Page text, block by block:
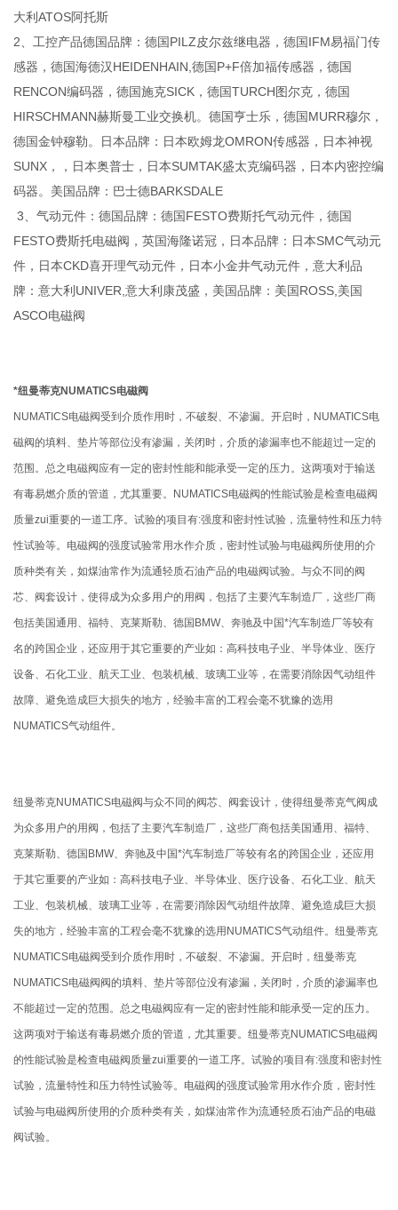
大利ATOS阿托斯
2、工控产品德国品牌：德国PILZ皮尔兹继电器，德国IFM易福门传
感器，德国海德汉HEIDENHAIN,德国P+F倍加福传感器，德国
RENCON编码器，德国施克SICK，德国TURCH图尔克，德国
HIRSCHMANN赫斯曼工业交换机。德国亨士乐，德国MURR穆尔，
德国金钟穆勒。日本品牌：日本欧姆龙OMRON传感器，日本神视
SUNX，，日本奥普士，日本SUMTAK盛太克编码器，日本内密控编
码器。美国品牌：巴士德BARKSDALE
3、气动元件：德国品牌：德国FESTO费斯托气动元件，德国
FESTO费斯托电磁阀，英国海隆诺冠，日本品牌：日本SMC气动元
件，日本CKD喜开理气动元件，日本小金井气动元件，意大利品
牌：意大利UNIVER,意大利康茂盛，美国品牌：美国ROSS,美国
ASCO电磁阀
*纽曼蒂克NUMATICS电磁阀
NUMATICS电磁阀受到介质作用时，不破裂、不渗漏。开启时，NUMATICS电
磁阀的填料、垫片等部位没有渗漏，关闭时，介质的渗漏率也不能超过一定的
范围。总之电磁阀应有一定的密封性能和能承受一定的压力。这两项对于输送
有毒易燃介质的管道，尤其重要。NUMATICS电磁阀的性能试验是检查电磁阀
质量zui重要的一道工序。试验的项目有:强度和密封性试验，流量特性和压力特
性试验等。电磁阀的强度试验常用水作介质，密封性试验与电磁阀所使用的介
质种类有关，如煤油常作为流通轻质石油产品的电磁阀试验。与众不同的阀
芯、阀套设计，使得成为众多用户的用阀，包括了主要汽车制造厂，这些厂商
包括美国通用、福特、克莱斯勒、德国BMW、奔驰及中国*汽车制造厂等较有
名的跨国企业，还应用于其它重要的产业如：高科技电子业、半导体业、医疗
设备、石化工业、航天工业、包装机械、玻璃工业等，在需要消除因气动组件
故障、避免造成巨大损失的地方，经验丰富的工程会毫不犹豫的选用
NUMATICS气动组件。
纽曼蒂克NUMATICS电磁阀与众不同的阀芯、阀套设计，使得纽曼蒂克气阀成
为众多用户的用阀，包括了主要汽车制造厂，这些厂商包括美国通用、福特、
克莱斯勒、德国BMW、奔驰及中国*汽车制造厂等较有名的跨国企业，还应用
于其它重要的产业如：高科技电子业、半导体业、医疗设备、石化工业、航天
工业、包装机械、玻璃工业等，在需要消除因气动组件故障、避免造成巨大损
失的地方，经验丰富的工程会毫不犹豫的选用NUMATICS气动组件。纽曼蒂克
NUMATICS电磁阀受到介质作用时，不破裂、不渗漏。开启时，纽曼蒂克
NUMATICS电磁阀阀的填料、垫片等部位没有渗漏，关闭时，介质的渗漏率也
不能超过一定的范围。总之电磁阀应有一定的密封性能和能承受一定的压力。
这两项对于输送有毒易燃介质的管道，尤其重要。纽曼蒂克NUMATICS电磁阀
的性能试验是检查电磁阀质量zui重要的一道工序。试验的项目有:强度和密封性
试验，流量特性和压力特性试验等。电磁阀的强度试验常用水作介质，密封性
试验与电磁阀所使用的介质种类有关，如煤油常作为流通轻质石油产品的电磁
阀试验。